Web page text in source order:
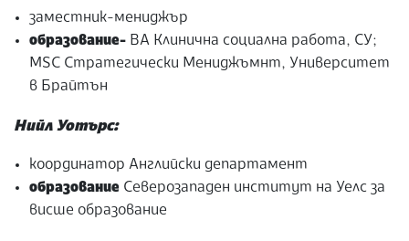
заместник-мениджър
образование- ВА Клинична социална работа, СУ;
MSC Стратегически Мениджъмнт, Университет
в Брайтън
Нийл Уотърс:
координатор Английски департамент
образование Северозападен институт на Уелс за
висше образование